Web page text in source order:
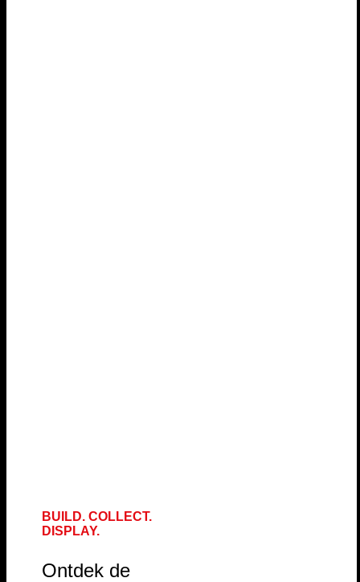
BUILD. COLLECT.
DISPLAY.
Ontdek de